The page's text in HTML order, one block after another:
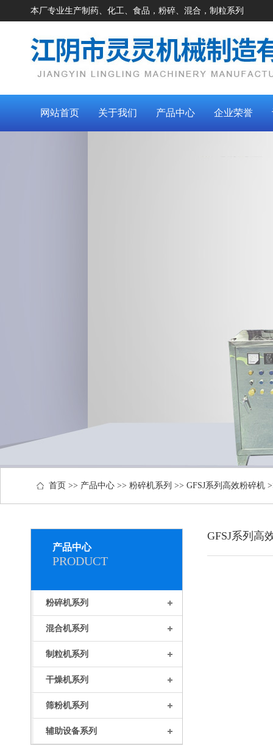
本厂专业生产制药、化工、食品，粉碎、混合，制粒系列
网站首页 关于我们 产品中心 企业荣誉
首页 >> 产品中心 >> 粉碎机系列 >> GFSJ系列高效粉碎机
产品中心
PRODUCT
粉碎机系列
混合机系列
制粒机系列
干燥机系列
筛粉机系列
辅助设备系列
GFSJ系列高